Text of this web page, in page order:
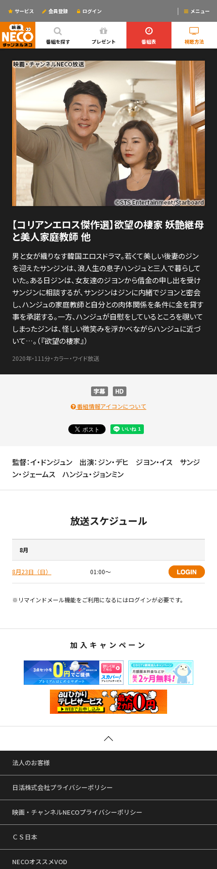
番組を探す プレゼント 番組表 視聴方法
サービス 会員登録 ログイン メニュー
ログインするとリマインドメールが使えるYO!
【コリアンエロス傑作選】欲望の棲家 妖艶継母
と美人家庭教師 他
男と女が織りなす韓国エロスドラマ。若くて美しい後妻のジン
を迎えたサンジンは、浪人生の息子ハンジュと三人で暮らして
いた。ある日ジンは、女友達のジヨンから借金の申し出を受け
サンジンに相談するが、サンジンはジンに内緒でジヨンと密会
し、ハンジュの家庭教師と自分との肉体関係を条件に金を貸す
事を承諾する。一方、ハンジュが自慰をしているところを覗いて
しまったジンは、怪しい微笑みを浮かべながらハンジュに近づ
いて…。（『欲望の棲家』）
2020年・111分・カラー・ワイド放送
番組情報アイコンについて
監督：イ・ドンジュン 出演：ジン・デヒ ジヨン・イス サンジ
ン・ジェームス ハンジュ・ジョンミン
放送スケジュール
8月
8月23日（日） 01:00〜
※リマインドメール機能をご利用になるにはログインが必要です。
加入キャンペーン
法人のお客様
日活株式会社プライバシーポリシー
映画・チャンネルNECOプライバシーポリシー
ＣＳ日本
NECOオススメVOD